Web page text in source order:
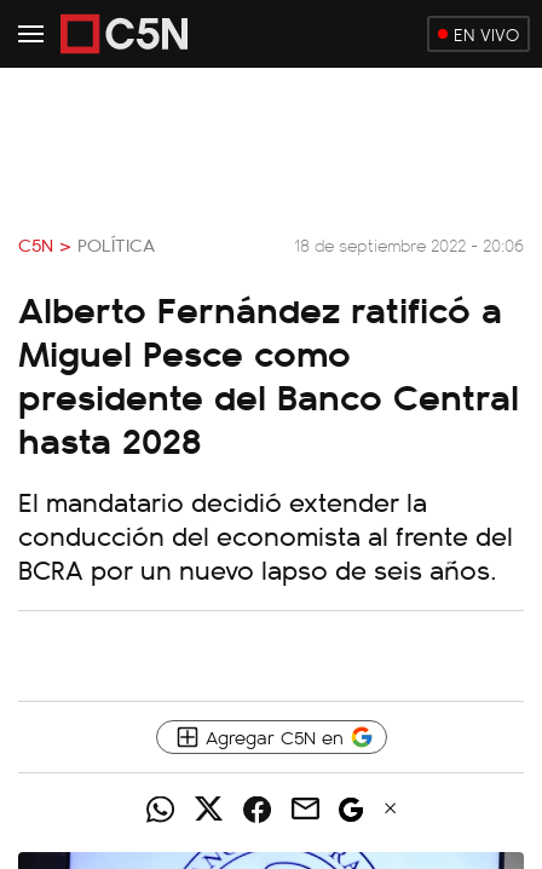
EN VIVO
C5N > POLÍTICA 18 de septiembre 2022 - 20:06
Alberto Fernández ratificó a
Miguel Pesce como
presidente del Banco Central
hasta 2028
El mandatario decidió extender la
conducción del economista al frente del
BCRA por un nuevo lapso de seis años.
Agregar C5N en